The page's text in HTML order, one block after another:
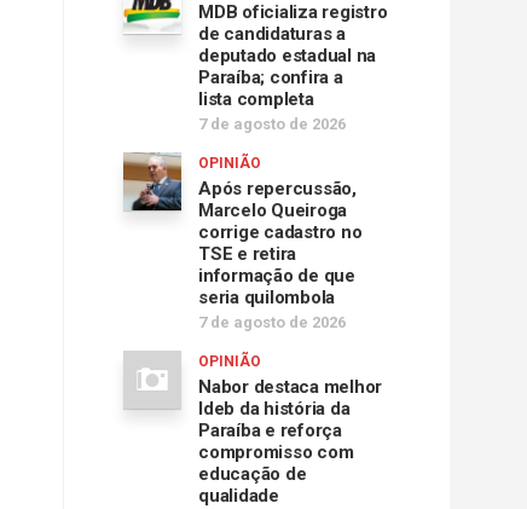
MDB oficializa registro
de candidaturas a
deputado estadual na
Paraíba; confira a
lista completa
7 de agosto de 2026
OPINIÃO
Após repercussão,
Marcelo Queiroga
corrige cadastro no
TSE e retira
informação de que
seria quilombola
7 de agosto de 2026
OPINIÃO
Nabor destaca melhor
Ideb da história da
Paraíba e reforça
compromisso com
educação de
qualidade